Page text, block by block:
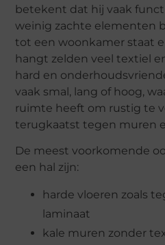
betekent dat hij vaak
weinig zachte elementen
tot een woonkamer staat
hangt zelden veel textiel
hard en
vaak smal, lang of hoog,
ruimte heeft om rustig te
terugkaatst tegen muren
De meest voorkomende
een hal zijn:
harde vloeren zoals
laminaat
kale muren zonder